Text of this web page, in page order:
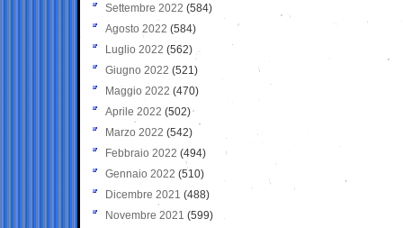
Settembre 2022 (584)
Agosto 2022 (584)
Luglio 2022 (562)
Giugno 2022 (521)
Maggio 2022 (470)
Aprile 2022 (502)
Marzo 2022 (542)
Febbraio 2022 (494)
Gennaio 2022 (510)
Dicembre 2021 (488)
Novembre 2021 (599)